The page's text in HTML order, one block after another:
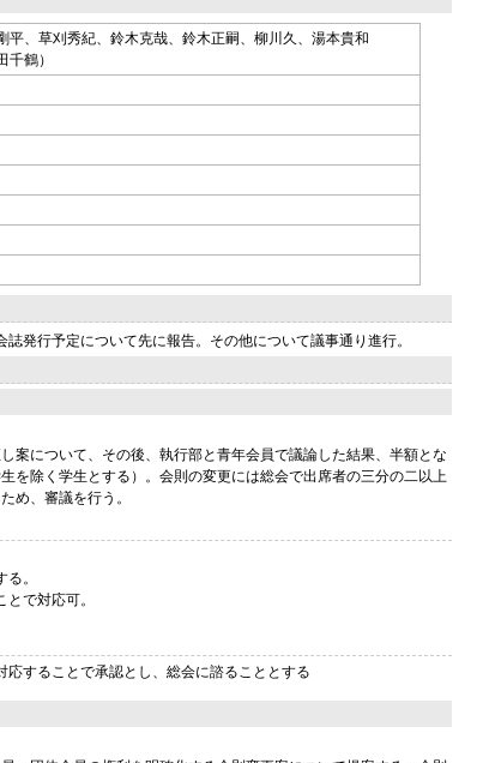
平、草刈秀紀、鈴木克哉、鈴木正嗣、柳川久、湯本貴和
千鶴）
発行予定について先に報告。その他について議事通り進行。
案について、その後、執行部と青年会員で議論した結果、半額とな
を除く学生とする）。会則の変更には総会で出席者の三分の二以上
め、審議を行う。
。
で対応可。
することで承認とし、総会に諮ることとする